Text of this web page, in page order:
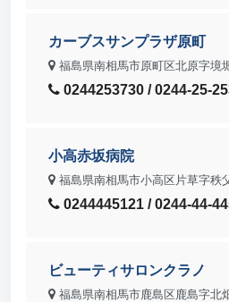
カーブスサンプラザ原町
福島県南相馬市原町区北原字境
0244253730 / 0244-25-
小高赤坂病院
福島県南相馬市小高区片草字秩
0244445121 / 0244-44-
ビューティサロンクラノ
福島県南相馬市鹿島区鹿島字北